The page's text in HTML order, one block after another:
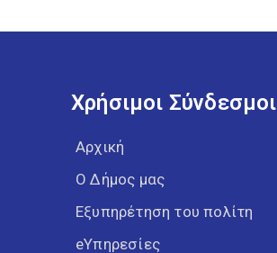
Χρήσιμοι Σύνδεσμοι
Αρχική
Ο Δήμος μας
Εξυπηρέτηση του πολίτη
eΥπηρεσίες